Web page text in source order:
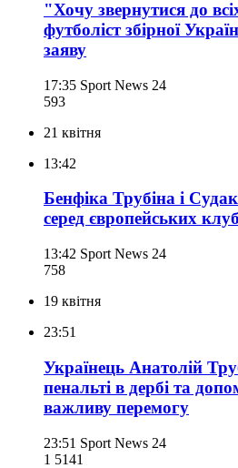
"Хочу звернутися до
футболіст збірної
заяву
17:35 Sport News 24
593
21 квітня
13:42
Бенфіка Трубіна і
серед європейських
13:42 Sport News 24
758
19 квітня
23:51
Українець Анатолій
пенальті в дербі та
важливу перемогу
23:51 Sport News 24
1 5141